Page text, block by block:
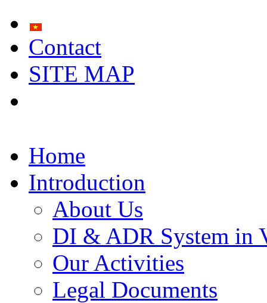
Contact
SITE MAP
Home
Introduction
About Us
DI & ADR System in
Our Activities
Legal Documents